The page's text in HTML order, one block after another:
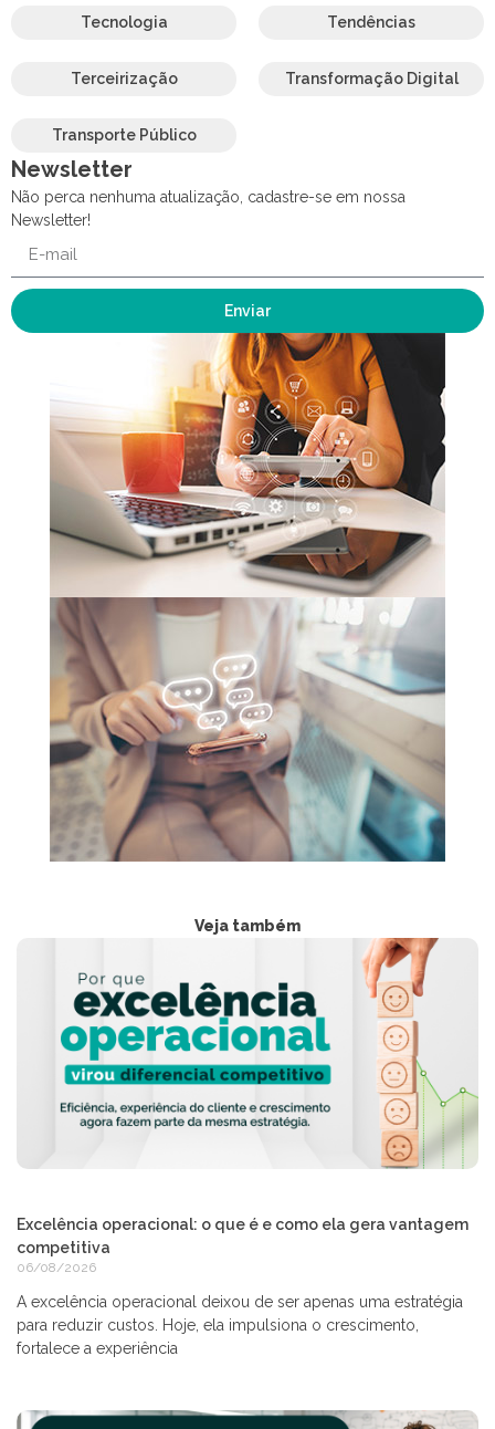
Tecnologia Tendências
Terceirização Transformação Digital
Transporte Público
Newsletter
Não perca nenhuma atualização, cadastre-se em nossa
Newsletter!
Enviar
Veja também
Excelência operacional: o que é e como ela gera vantagem
competitiva
06/08/2026
A excelência operacional deixou de ser apenas uma estratégia
para reduzir custos. Hoje, ela impulsiona o crescimento,
fortalece a experiência